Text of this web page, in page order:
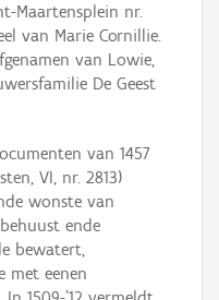
Maartensplein nr.
van Marie Cornillie.
van Lowie,
De Geest
van 1457
VI, nr. 2813)
wonste van
ende
bewatert,
met eenen